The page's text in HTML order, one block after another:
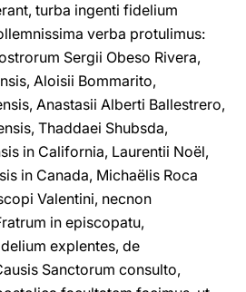
turba ingenti fidelium
verba protulimus:
Sergii Obeso Rivera,
Aloisii Bommarito,
Anastasii Alberti Ballestrero,
Thaddaei Shubsda,
in California, Laurentii Noël,
in Canada, Michaëlis Roca
Valentini, necnon
in episcopatu,
explentes, de
Sanctorum consulto,